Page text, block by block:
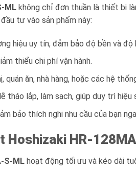
ML không chỉ đơn thuần là thiết bị
tư vào sản phẩm này:
hiệu uy tín, đảm bảo độ bền và độ
thiểu chi phí vận hành.
quán ăn, nhà hàng, hoặc các hệ
tháo lắp, làm sạch, giúp duy trì hiệu
bảo thích nghi nhu cầu của bạn
Hoshizaki HR-
S-ML hoạt động tối ưu và kéo dài